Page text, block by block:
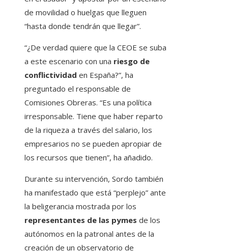
de movilidad o huelgas que lleguen
“hasta donde tendrán que llegar”.
“¿De verdad quiere que la CEOE se suba
a este escenario con una riesgo de
conflictividad en España?”, ha
preguntado el responsable de
Comisiones Obreras. “Es una política
irresponsable. Tiene que haber reparto
de la riqueza a través del salario, los
empresarios no se pueden apropiar de
los recursos que tienen”, ha añadido.
Durante su intervención, Sordo también
ha manifestado que está “perplejo” ante
la beligerancia mostrada por los
representantes de las pymes de los
autónomos en la patronal antes de la
creación de un observatorio de